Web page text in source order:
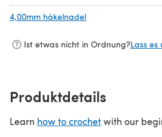
4,00mm häkelnadel
Ist etwas nicht in Ordnung?Lass es
Produktdetails
Learn how to crochetwith our